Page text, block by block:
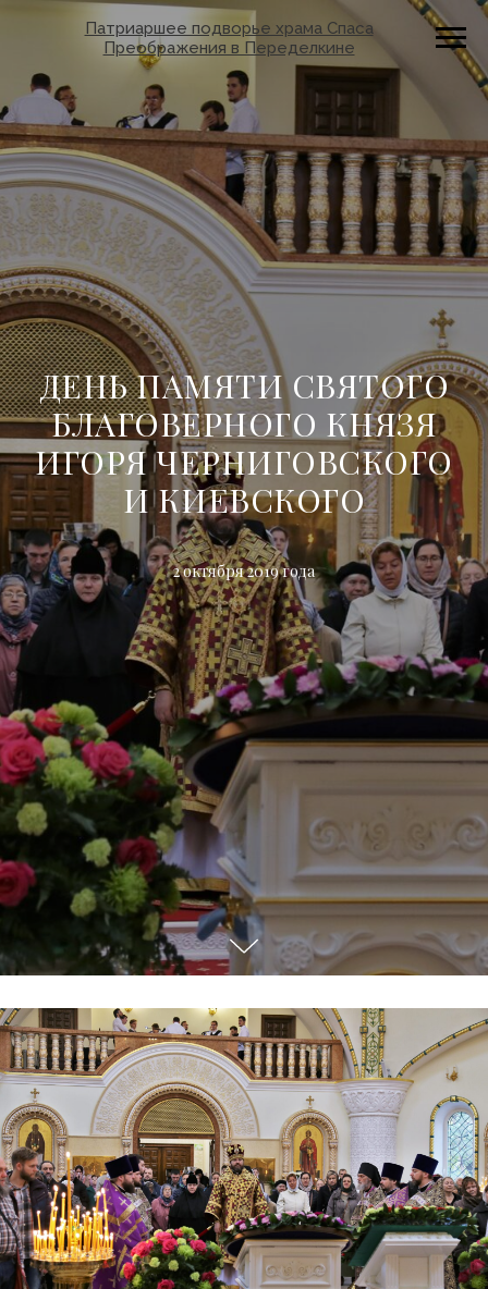
Патриаршее подворье храма Спаса
Преображения в Переделкине
ДЕНЬ ПАМЯТИ СВЯТОГО
БЛАГОВЕРНОГО КНЯЗЯ
ИГОРЯ ЧЕРНИГОВСКОГО
И КИЕВСКОГО
2 октября 2019 года